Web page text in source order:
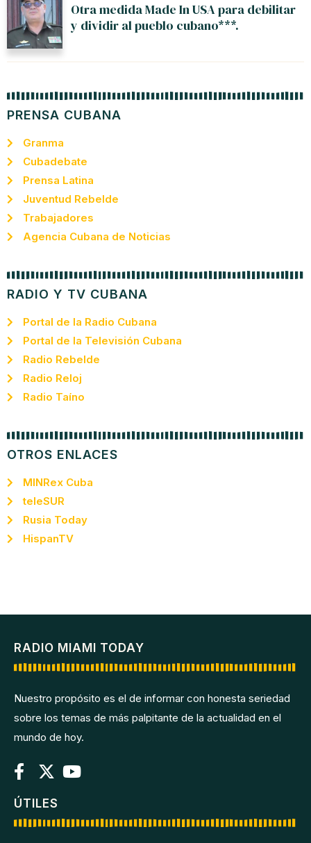
Otra medida Made In USA para debilitar
y dividir al pueblo cubano***.
PRENSA CUBANA
Granma
Cubadebate
Prensa Latina
Juventud Rebelde
Trabajadores
Agencia Cubana de Noticias
RADIO Y TV CUBANA
Portal de la Radio Cubana
Portal de la Televisión Cubana
Radio Rebelde
Radio Reloj
Radio Taíno
OTROS ENLACES
MINRex Cuba
teleSUR
Rusia Today
HispanTV
RADIO MIAMI TODAY
Nuestro propósito es el de informar con honesta seriedad
sobre los temas de más palpitante de la actualidad en el
mundo de hoy.
ÚTILES